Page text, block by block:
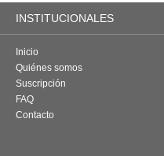
INSTITUCIONALES
Inicio
Quiénes somos
Suscripción
FAQ
Contacto